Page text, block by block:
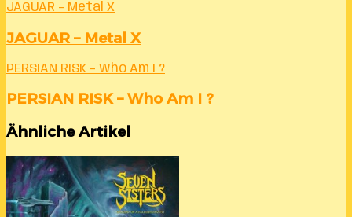
JAGUAR – Metal X
JAGUAR – Metal X
PERSIAN RISK – Who Am I ?
PERSIAN RISK – Who Am I ?
Ähnliche Artikel